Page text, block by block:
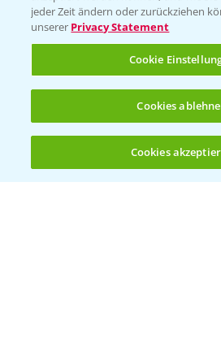
Welches Frühjahrsherbizid
einsetzen?
(noch 4)
jeder Zeit ändern oder zurückziehen
unserer Privacy Statement
Cookie
Cookies
Cookies